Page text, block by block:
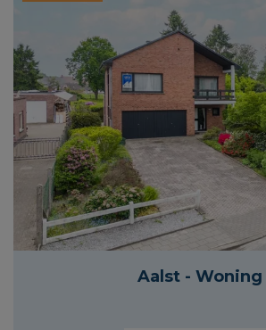
1 604 m² 239 m²
Aalst - Woning